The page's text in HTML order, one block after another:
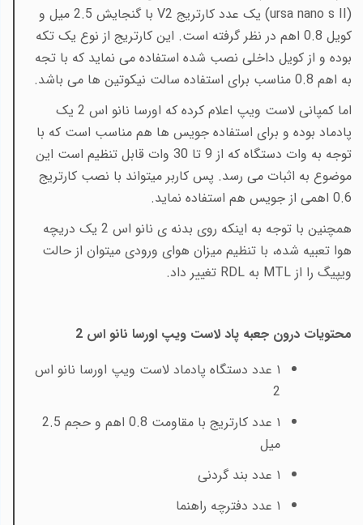
(
ursa nano s II) یک عدد کارتریج V2
با گنجایش 2.5 میل و
کویل 0.8 اهم در نظر گرفته است. این کارتریج از نوع یک تکه
بوده و از کویل داخلی نصب شده استفاده می نماید که با تجه
به اهم 0.8 مناسب برای استفاده سالت نیکوتین ها می باشد.
اما کمپانی لاست ویپ اعلام کرده که اورسا نانو اس 2 یک
پادماد بوده و برای استفاده جویس ها هم مناسب است که با
توجه به وات دستگاه که از 9 تا 30 وات قابل تنظیم است این
موضوع به اثبات می رسد. پس کاربر میتواند با نصب کارتریج
0.6 اهمی از جویس هم استفاده نماید.
همچنین با توجه به اینکه روی بدنه ی نانو اس 2 یک دریچه
هوا تعبیه شده، با تنظیم میزان هوای ورودی میتوان از حالت
ویپیگ را از MTL به RDL تغییر داد.
محتویات درون جعبه پاد لاست ویپ اورسا نانو اس 2
۱ عدد دستگاه پادماد لاست ویپ اورسا نانو اس
2
۱
عدد کارتریج با مقاومت 0.8 اهم و حجم 2.5
میل
۱ عدد بند گردنی
۱ عدد دفترچه راهنما